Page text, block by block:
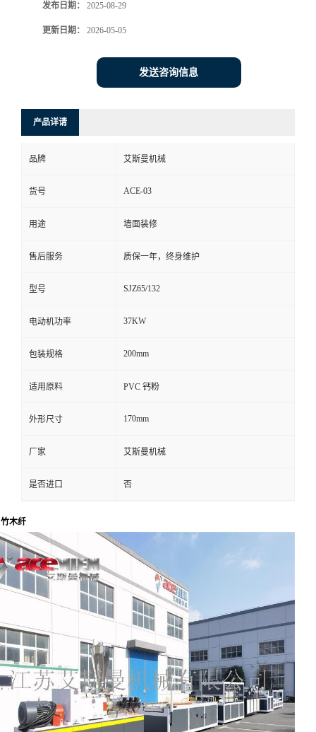
发布日期： 2025-08-29
更新日期： 2026-05-05
发送咨询信息
产品详请
品牌 艾斯曼机械
货号 ACE-03
用途 墙面装修
售后服务 质保一年，终身维护
型号 SJZ65/132
电动机功率 37KW
包装规格 200mm
适用原料 PVC 钙粉
外形尺寸 170mm
厂家 艾斯曼机械
是否进口 否
竹木纤